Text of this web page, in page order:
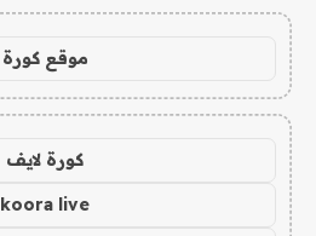
موقع كورة
كورة لايف
koora live